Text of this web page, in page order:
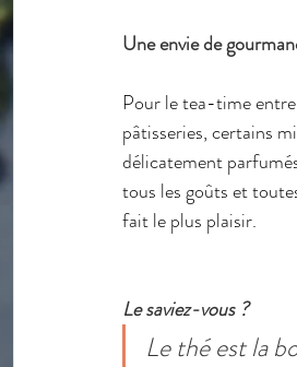
Une envie de
Pour le tea-time entre
pâtisseries, certains
délicatement
tous les goûts et
fait le plus plaisir.
Le saviez-vous ?
Le thé est la